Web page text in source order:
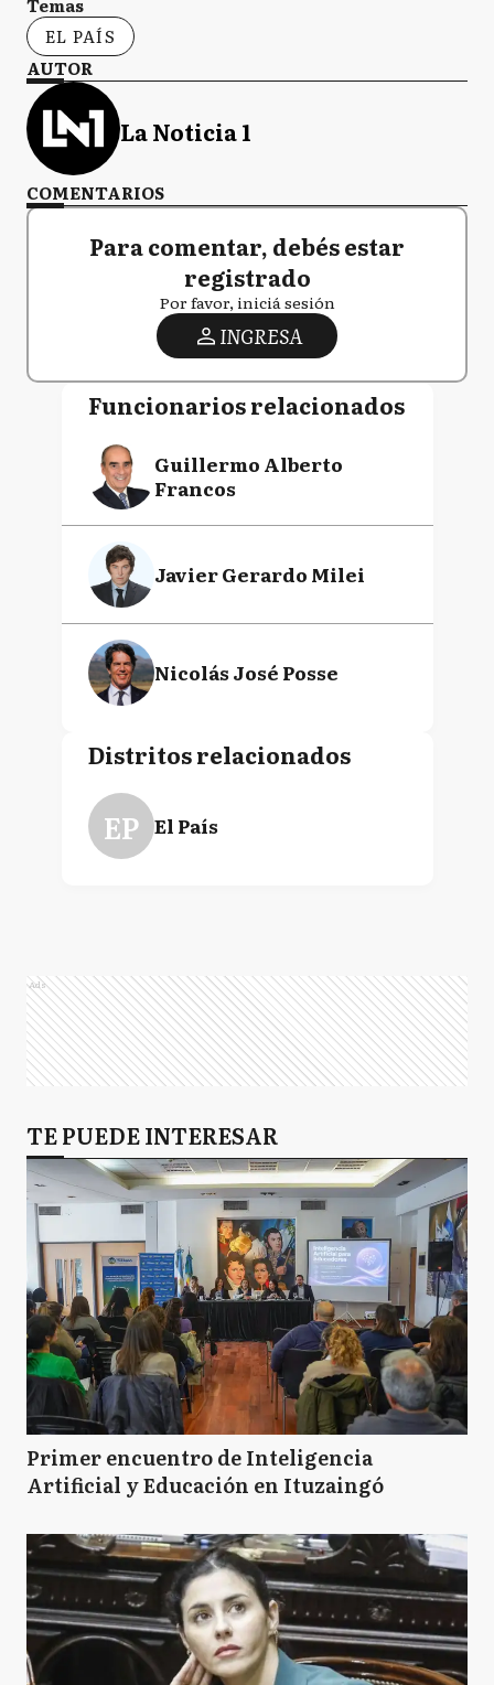
EL PAÍS
AUTOR
La Noticia 1
COMENTARIOS
Para comentar, debés estar
registrado
Por favor, iniciá sesión
INGRESA
Funcionarios relacionados
Guillermo Alberto
Francos
Javier Gerardo Milei
Nicolás José Posse
Distritos relacionados
EP El País
Ads
TE PUEDE INTERESAR
Primer encuentro de Inteligencia
Artificial y Educación en Ituzaingó